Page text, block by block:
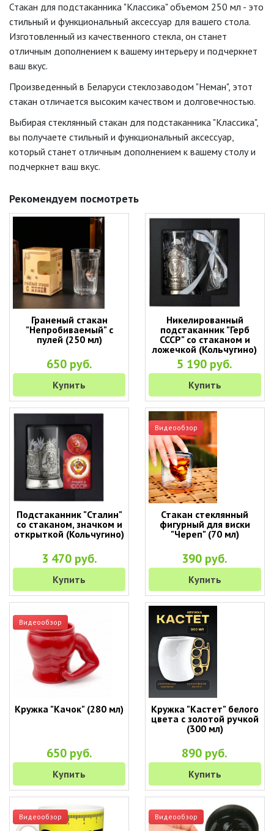
Стакан для подстаканника "Классика" объемом 250 мл - это
стильный и функциональный аксессуар для вашего стола.
Изготовленный из качественного стекла, он станет
отличным дополнением к вашему интерьеру и подчеркнет
ваш вкус.
Произведенный в Беларуси стеклозаводом "Неман", этот
стакан отличается высоким качеством и долговечностью.
Выбирая стеклянный стакан для подстаканника "Классика",
вы получаете стильный и функциональный аксессуар,
который станет отличным дополнением к вашему столу и
подчеркнет ваш вкус.
Рекомендуем посмотреть
Граненый стакан
"Непробиваемый" с
пулей (250 мл)
650 руб.
Купить
Никелированный
подстаканник "Герб
СССР" со стаканом и
ложечкой (Кольчугино)
5 190 руб.
Купить
Подстаканник "Сталин"
со стаканом, значком и
открыткой (Кольчугино)
3 470 руб.
Купить
Видеообзор
Стакан стеклянный
фигурный для виски
"Череп" (70 мл)
390 руб.
Купить
Видеообзор
Кружка "Качок" (280 мл)
650 руб.
Купить
Кружка "Кастет" белого
цвета с золотой ручкой
(300 мл)
890 руб.
Купить
Видеообзор Видеообзор